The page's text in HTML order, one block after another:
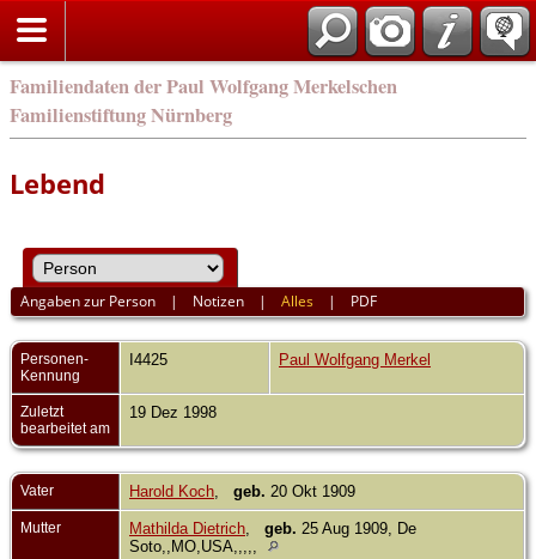
Familiendaten der Paul Wolfgang Merkelschen
Familienstiftung Nürnberg
Lebend
Angaben zur Person | Notizen |Alles | PDF
Personen-
Kennung
I4425 Paul Wolfgang Merkel
Zuletzt
bearbeitet am
19 Dez 1998
Vater Harold Koch geb. 20 Okt 1909
Mutter Mathilda Dietrich geb. 25 Aug 1909, De
Soto,,MO,USA,,,,,